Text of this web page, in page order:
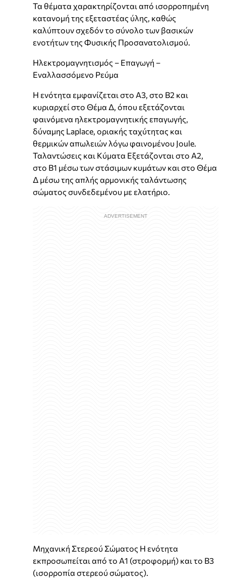
Τα θέματα χαρακτηρίζονται από ισορροπημένη
κατανομή της εξεταστέας ύλης, καθώς
καλύπτουν σχεδόν το σύνολο των βασικών
ενοτήτων της Φυσικής Προσανατολισμού.
Ηλεκτρομαγνητισμός – Επαγωγή –
Εναλλασσόμενο Ρεύμα
Η ενότητα εμφανίζεται στο Α3, στο Β2 και
κυριαρχεί στο Θέμα Δ, όπου εξετάζονται
φαινόμενα ηλεκτρομαγνητικής επαγωγής,
δύναμης Laplace, οριακής ταχύτητας και
θερμικών απωλειών λόγω φαινομένου Joule.
Ταλαντώσεις και Κύματα Εξετάζονται στο Α2,
στο Β1 μέσω των στάσιμων κυμάτων και στο Θέμα
Δ μέσω της απλής αρμονικής ταλάντωσης
σώματος συνδεδεμένου με ελατήριο.
Μηχανική Στερεού Σώματος Η ενότητα
εκπροσωπείται από το Α1 (στροφορμή) και το Β3
(ισορροπία στερεού σώματος).